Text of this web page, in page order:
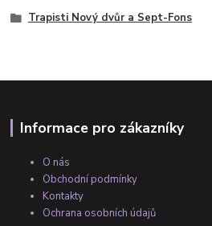
Trapisti Nový dvůr a Sept-Fons
Informace pro zákazníky
O nás
Obchodní podmínky
Kontakty
Ochrana osobních údajů